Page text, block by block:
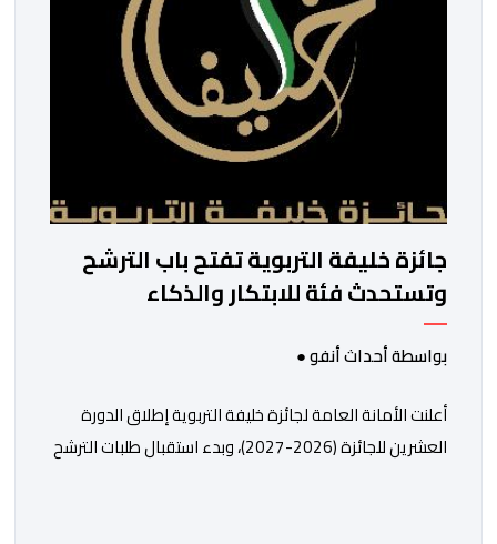
جائزة خليفة التربوية تفتح باب الترشح
وتستحدث فئة للابتكار والذكاء
الاصطناعي
بواسطة أحداث أنفو ●
أعلنت الأمانة العامة لجائزة خليفة التربوية إطلاق الدورة
العشرين للجائزة (2026-2027)، وبدء استقبال طلبات الترشح